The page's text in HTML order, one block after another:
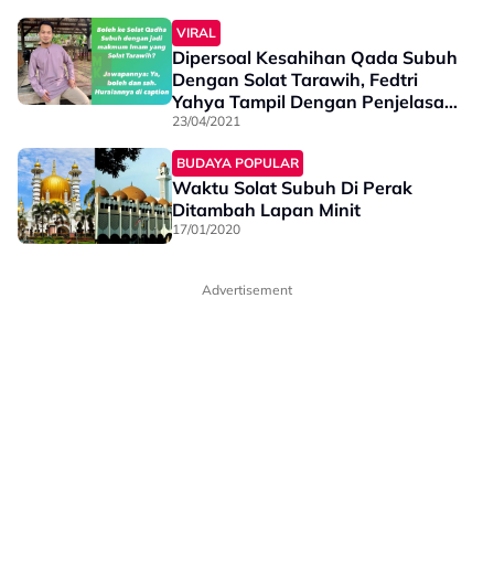
VIRAL
Dipersoal Kesahihan Qada Subuh
Dengan Solat Tarawih, Fedtri
Yahya Tampil Dengan Penjelasan
Dari…
23/04/2021
BUDAYA POPULAR
Waktu Solat Subuh Di Perak
Ditambah Lapan Minit
17/01/2020
Advertisement